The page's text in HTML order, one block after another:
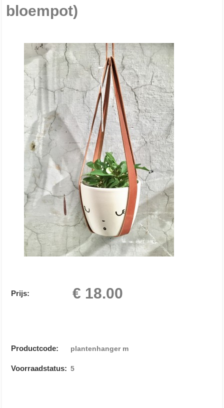
bloempot)
Prijs: € 18.00
Productcode: plantenhanger m
Voorraadstatus: 5